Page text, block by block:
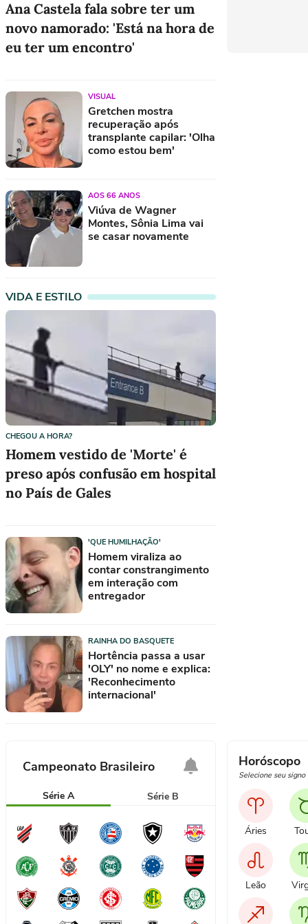
Ana Castela fala sobre ter um
novo namorado: 'Está na hora de
eu ter um encontro'
Antonio Banderas diz que ataque
cardíaco foi a melhor coisa que já lhe
aconteceu
Ivete Sangalo curte férias na França com
novo namorado e família
Globo contrata Giulia Benite, estrela dos
filmes da Turma da Mônica
VISUAL
Gretchen mostra
recuperação após
transplante capilar: 'Olha
como estou bem'
AOS 66 ANOS
Viúva de Wagner
Montes, Sônia Lima vai
se casar novamente
VIDA E ESTILO
CHEGOU A HORA?
Homem vestido de 'Morte' é
preso após confusão em hospital
no País de Gales
Asteroide que passará pela Terra em
2029 pode colidir com lixo espacial
Sarampo: quais são os sintomas e quem
deve tomar a vacina
Por que a fuga da solidão afasta o
indivíduo da própria liberdade
'QUE HUMILHAÇÃO'
Homem viraliza ao
contar constrangimento
em interação com
entregador
RAINHA DO BASQUETE
Hortência passa a usar
'OLY' no nome e explica:
'Reconhecimento
internacional'
Campeonato Brasileiro
Série A Série B
Horóscopo
Selecione seu signo
Áries
Leão